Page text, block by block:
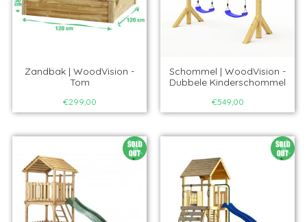
Zandbak | WoodVision -
Tom
€299,00
Schommel | WoodVision -
Dubbele Kinderschommel
€549,00